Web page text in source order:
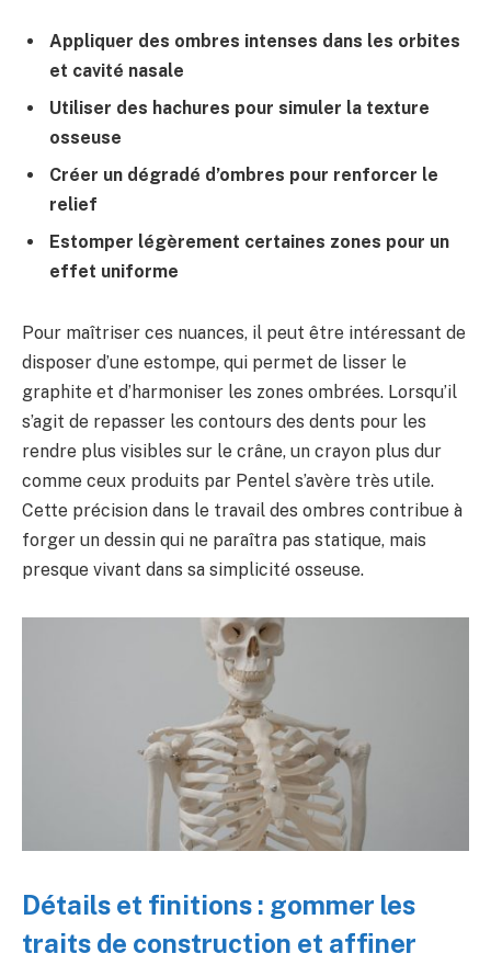
Appliquer des ombres intenses dans les orbites
et cavité nasale
Utiliser des hachures pour simuler la texture
osseuse
Créer un dégradé d’ombres pour renforcer le
relief
Estomper légèrement certaines zones pour un
effet uniforme
Pour maîtriser ces nuances, il peut être intéressant de
disposer d’une estompe, qui permet de lisser le
graphite et d’harmoniser les zones ombrées. Lorsqu’il
s’agit de repasser les contours des dents pour les
rendre plus visibles sur le crâne, un crayon plus dur
comme ceux produits par Pentel s’avère très utile.
Cette précision dans le travail des ombres contribue à
forger un dessin qui ne paraîtra pas statique, mais
presque vivant dans sa simplicité osseuse.
Détails et finitions : gommer les
traits de construction et affiner